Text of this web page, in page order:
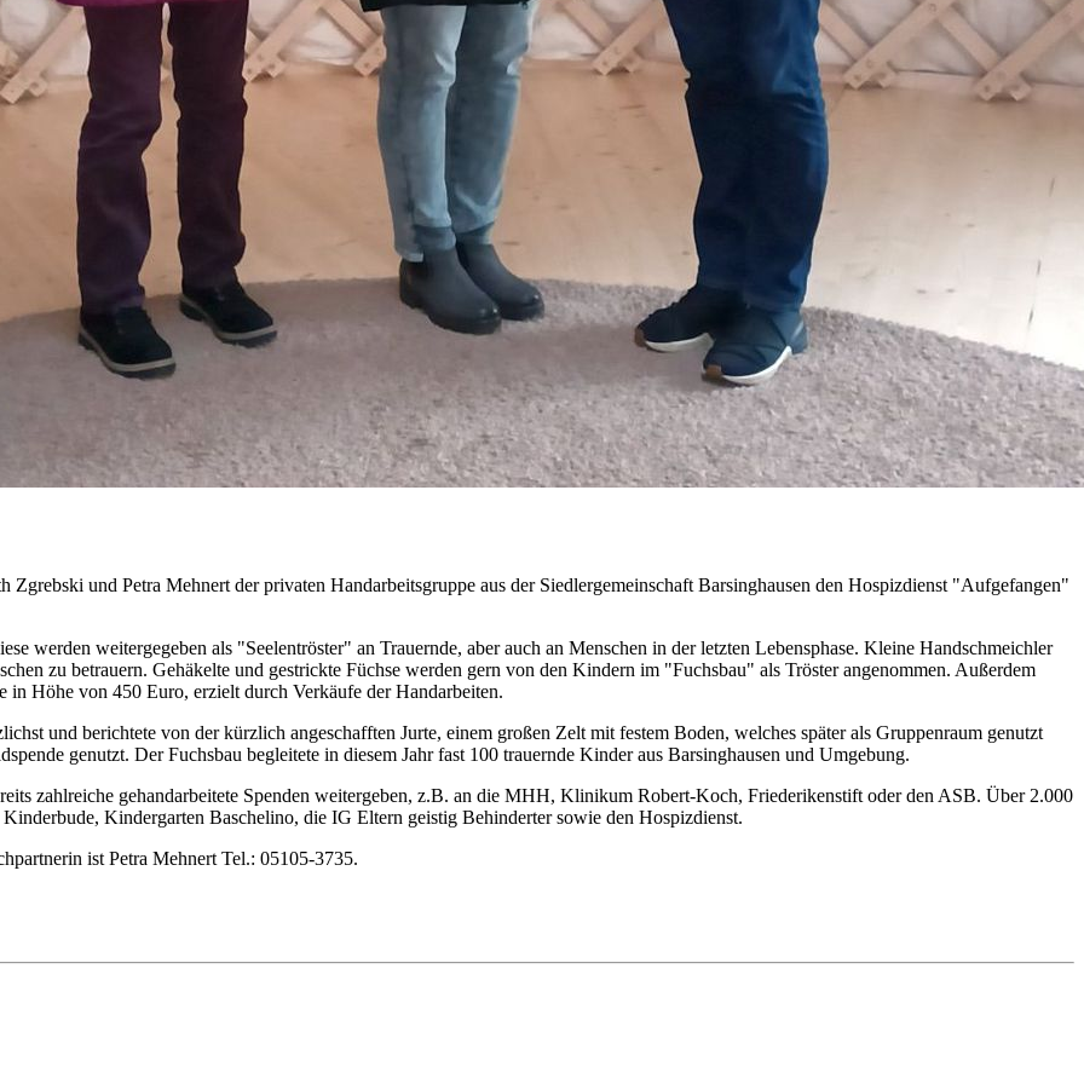
Zgrebski und Petra Mehnert der privaten Handarbeitsgruppe aus der Siedlergemeinschaft Barsinghausen den Hospizdienst "Aufgefangen"
werden weitergegeben als "Seelentröster" an Trauernde, aber auch an Menschen in der letzten Lebensphase. Kleine Handschmeichler
zu betrauern. Gehäkelte und gestrickte Füchse werden gern von den Kindern im "Fuchsbau" als Tröster angenommen. Außerdem
in Höhe von 450 Euro, erzielt durch Verkäufe der Handarbeiten.
und berichtete von der kürzlich angeschafften Jurte, einem großen Zelt mit festem Boden, welches später als Gruppenraum genutzt
genutzt. Der Fuchsbau begleitete in diesem Jahr fast 100 trauernde Kinder aus Barsinghausen und Umgebung.
zahlreiche gehandarbeitete Spenden weitergeben, z.B. an die MHH, Klinikum Robert-Koch, Friederikenstift oder den ASB. Über 2.000
Kindergarten Baschelino, die IG Eltern geistig Behinderter sowie den Hospizdienst.
ist Petra Mehnert Tel.: 05105-3735.